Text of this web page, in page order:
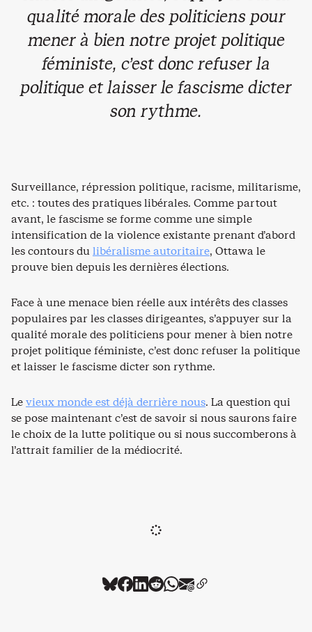
qualité morale des politiciens pour
mener à bien notre projet politique
féministe, c’est donc refuser la
politique et laisser le fascisme dicter
son rythme.
Surveillance, répression politique, racisme, militarisme,
etc. : toutes des pratiques libérales. Comme partout
avant, le fascisme se forme comme une simple
intensification de la violence existante prenant d’abord
les contours dulibéralisme autoritaire, Ottawa le
prouve bien depuis les dernières élections.
Face à une menace bien réelle aux intérêts des classes
populaires par les classes dirigeantes, s’appuyer sur la
qualité morale des politiciens pour mener à bien notre
projet politique féministe, c’est donc refuser la politique
et laisser le fascisme dicter son rythme.
Levieux monde est déjà derrière nous. La question qui
se pose maintenant c’est de savoir si nous saurons faire
le choix de la lutte politique ou si nous succomberons à
l’attrait familier de la médiocrité.